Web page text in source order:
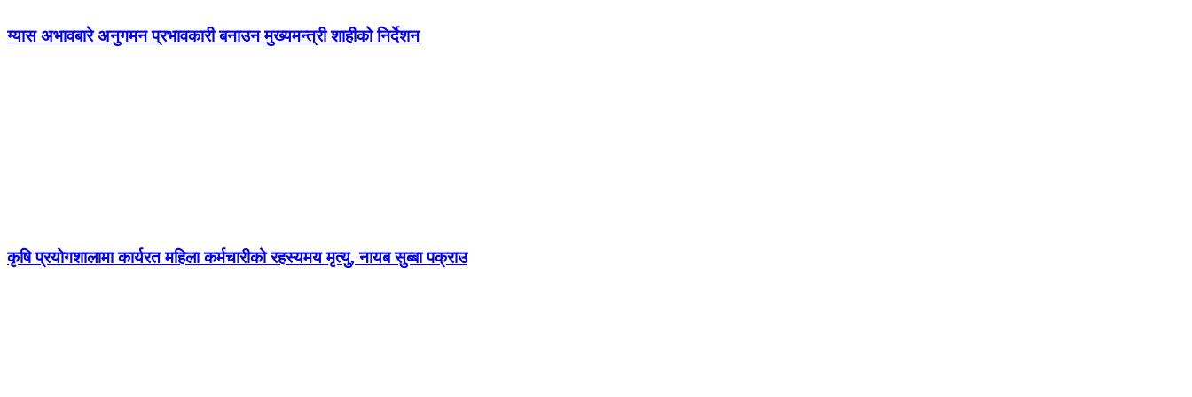
ग्यास अभावबारे अनुगमन प्रभावकारी बनाउन मुख्यमन्त्री शाहीको निर्देशन
कृषि प्रयोगशालामा कार्यरत महिला कर्मचारीको रहस्यमय मृत्यु, नायब सुब्बा पक्राउ